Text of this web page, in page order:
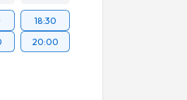
18:30
20:00